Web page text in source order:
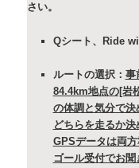
さい。
Qシート、Ride
ルートの選択： 事
84.4km地点の[岩
の体調と気分で
どちらを走るか
GPSデータは両
ゴール受付でお聞